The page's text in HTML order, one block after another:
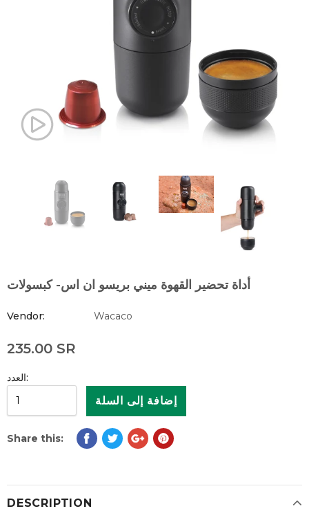
أداة تحضير القهوة ميني بريسو ان اس- كبسولات
Vendor: Wacaco
235.00 SR
العدد:
Share this:
DESCRIPTION